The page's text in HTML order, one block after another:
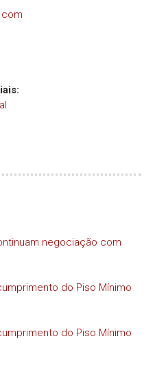
negociação com
do Piso Mínimo
do Piso Mínimo